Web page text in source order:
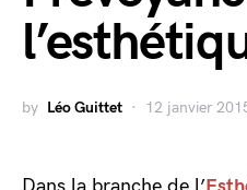
by Léo Guittet 12 janvier